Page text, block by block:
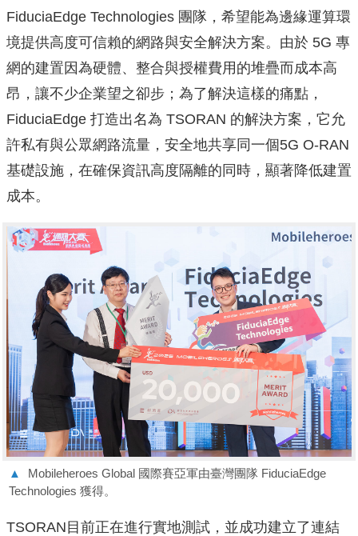
FiduciaEdge Technologies 團隊，希望能為邊緣運算環
境提供高度可信賴的網路與安全解決方案。由於 5G 專
網的建置因為硬體、整合與授權費用的堆疊而成本高
昂，讓不少企業望之卻步；為了解決這樣的痛點，
FiduciaEdge 打造出名為 TSORAN 的解決方案，它允
許私有與公眾網路流量，安全地共享同一個5G O-RAN
基礎設施，在確保資訊高度隔離的同時，顯著降低建置
成本。
▲
Mobileheroes Global 國際賽亞軍由臺灣團隊 FiduciaEdge
Technologies 獲得。
TSORAN目前正在進行實地測試，並成功建立了連結